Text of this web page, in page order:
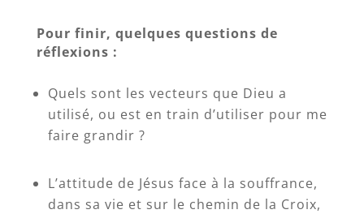
Pour finir, quelques questions de
réflexions :
Quels sont les vecteurs que Dieu a
utilisé, ou est en train d’utiliser pour me
faire grandir ?
L’attitude de Jésus face à la souffrance,
dans sa vie et sur le chemin de la Croix,